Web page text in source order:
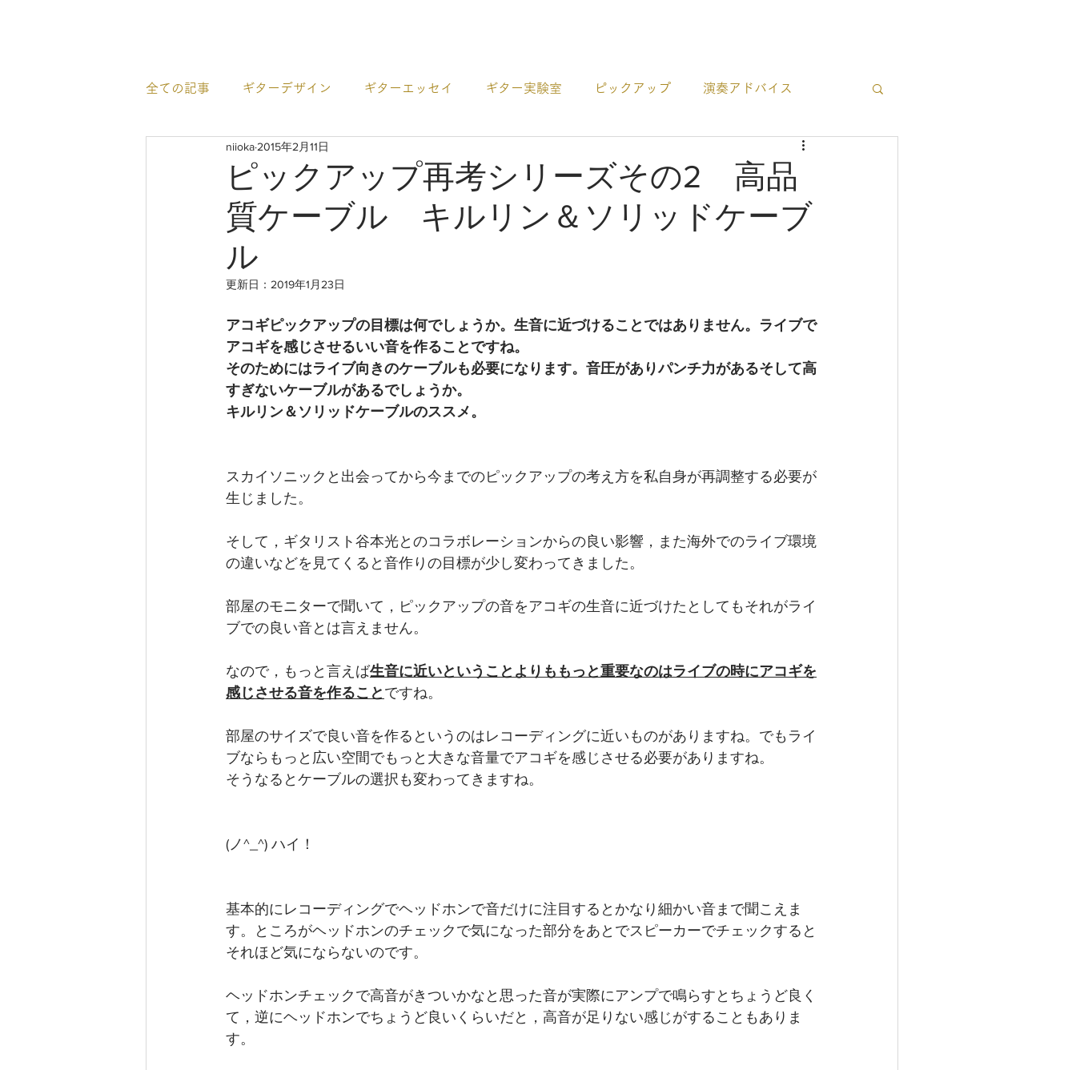
全ての記事 ギターデザイン ギターエッセイ ギター実験室 ピックアップ 演奏アドバイス
イベント情報 すごいギター
ピックアップ再考シリーズその2 高品
質ケーブル キルリン＆ソリッドケーブ
ル
niioka 2015年2月11日
更新日： 2019年1月23日
アコギピックアップの目標は何でしょうか。生音に近づけることではありません。ライブで
アコギを感じさせるいい音を作ることですね。
そのためにはライブ向きのケーブルも必要になります。音圧がありパンチ力があるそして高
すぎないケーブルがあるでしょうか。
キルリン＆ソリッドケーブルのススメ。
スカイソニックと出会ってから今までのピックアップの考え方を私自身が再調整する必要が
生じました。
そして，ギタリスト谷本光とのコラボレーションからの良い影響，また海外でのライブ環境
の違いなどを見てくると音作りの目標が少し変わってきました。
部屋のモニターで聞いて，ピックアップの音をアコギの生音に近づけたとしてもそれがライ
ブでの良い音とは言えません。
なので，もっと言えば生音に近いということよりももっと重要なのはライブの時にアコギを
感じさせる音を作ること ですね。
部屋のサイズで良い音を作るというのはレコーディングに近いものがありますね。でもライ
ブならもっと広い空間でもっと大きな音量でアコギを感じさせる必要がありますね。
そうなるとケーブルの選択も変わってきますね。
(ノ^_^) ハイ！
基本的にレコーディングでヘッドホンで音だけに注目するとかなり細かい音まで聞こえま
す。ところがヘッドホンのチェックで気になった部分をあとでスピーカーでチェックすると
それほど気にならないのです。
ヘッドホンチェックで高音がきついかなと思った音が実際にアンプで鳴らすとちょうど良く
て，逆にヘッドホンでちょうど良いくらいだと，高音が足りない感じがすることもありま
す。